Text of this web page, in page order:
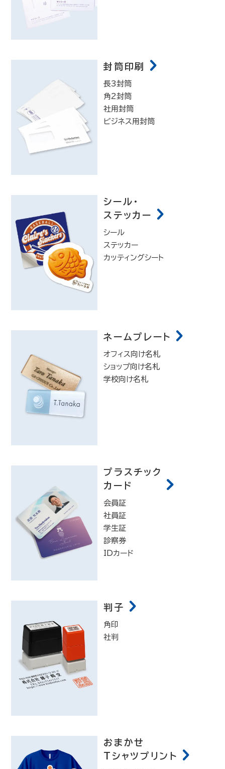
封筒印刷
長3封筒
角2封筒
社用封筒
ビジネス用封筒
シール・
ステッカー
シール
ステッカー
カッティングシート
ネームプレート
オフィス向け名札
ショップ向け名札
学校向け名札
プラスチック
カード
会員証
社員証
学生証
診察券
IDカード
判子
角印
社判
おまかせ
Tシャツプリント